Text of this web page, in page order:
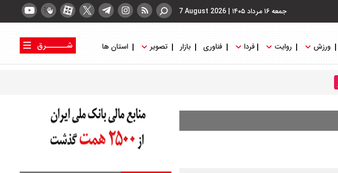
جمعه ۱۶ مرداد ۱۴۰۵ |
7 August 2026
ورزش روایت فردا فناوری بازار تصویر استان ها
شــــــرق